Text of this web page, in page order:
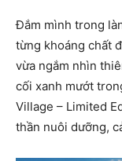
Đắm mình trong
từng khoáng chất
vừa ngắm nhìn
cối xanh mướt
Village – Limited
thần nuôi dưỡng,